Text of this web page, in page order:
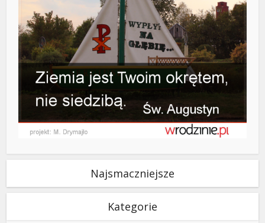
Najsmaczniejsze
Kategorie